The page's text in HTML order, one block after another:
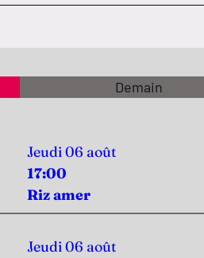
Demain
Jeudi 06 août
17:00
Riz amer
Jeudi 06 août